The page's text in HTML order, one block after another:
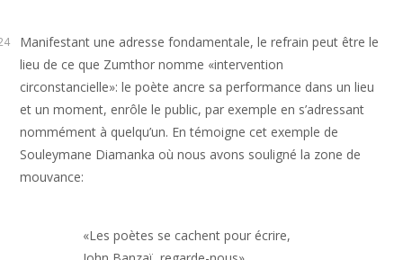
Manifestant une adresse fondamentale, le refrain peut être le
lieu de ce que Zumthor nomme «intervention
circonstancielle»: le poète ancre sa performance dans un lieu
et un moment, enrôle le public, par exemple en s’adressant
nommément à quelqu’un. En témoigne cet exemple de
Souleymane Diamanka où nous avons souligné la zone de
mouvance:
«Les poètes se cachent pour écrire,